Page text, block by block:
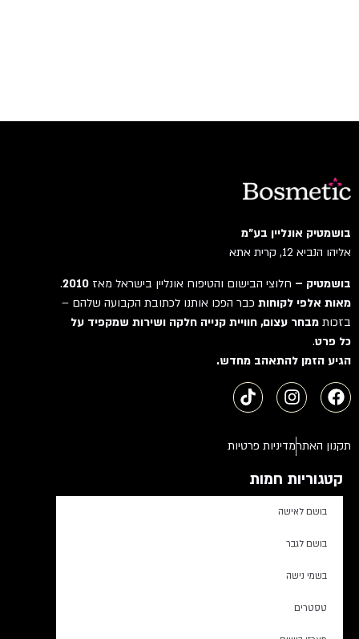
בושמטיק אונליין בע"מ
אליהו הנביא 12, קרית אתא
בושמטיק –חלוצי הבישום והטיפוח אונליין בישראל מאז2010
.
מאות אלפי לקוחותכבר הפכו אותנו לכתובת הקבועה שלהם –
בזכותמבחר עצום, חוויית קנייה חלקה ושירות שמקפיד על
כל פרט.
הגיע הזמן להתאהב מחדש.
תקנון האתרמדיניות פרטיות
קטגוריות חמות
בושם לאישה
בושם לגבר
בשמי נישה
טסטרים